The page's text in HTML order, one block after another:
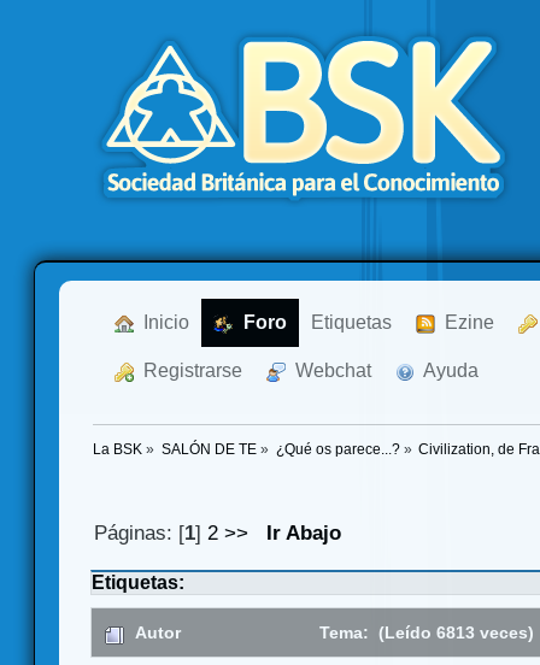
Inicio Foro Etiquetas Ezine
Registrarse Webchat Ayuda
La BSK » SALÓN DE TE » ¿Qué os parece...?» Civilization, de
Páginas: [1]2 >> Ir Abajo
Etiquetas:
Autor Tema: (Leído 6813 veces)